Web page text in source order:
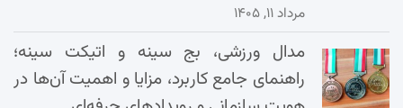
مرداد ۱۱, ۱۴۰۵
مدال ورزشی، بج سینه و اتیکت سینه؛
راهنمای جامع کاربرد، مزایا و اهمیت آن‌ها در